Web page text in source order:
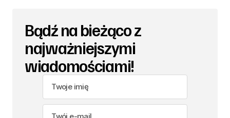
Bądź na bieżąco z
najważniejszymi
wiadomościami!